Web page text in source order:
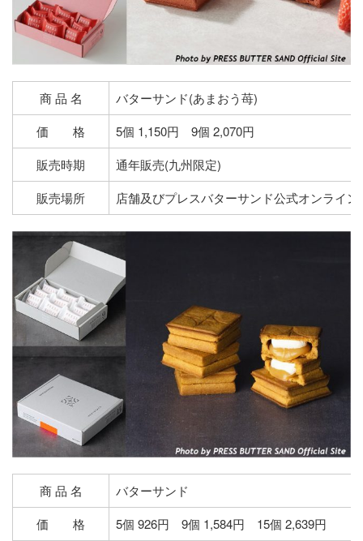
商 品 名
バターサンド(あまおう苺)
価 格
5個 1,150円 9個 2,070円
販売時期
通年販売(九州限定)
販売場所
店舗及びプレスバターサンド公式オンライ
商 品 名
バターサンド
価 格
5個 926円 9個 1,584円 15個 2,639円